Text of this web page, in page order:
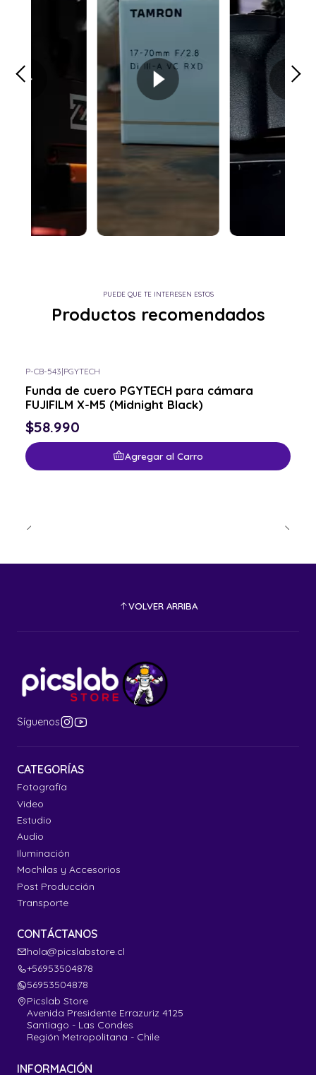
PUEDE QUE TE INTERESEN ESTOS
Productos recomendados
P-CB-543|PGYTECH
Funda de cuero PGYTECH para cámara
FUJIFILM X-M5 (Midnight Black)
$58.990
Agregar al Carro
VOLVER ARRIBA
Síguenos
CATEGORÍAS
Fotografía
Video
Estudio
Audio
Iluminación
Mochilas y Accesorios
Post Producción
Transporte
CONTÁCTANOS
hola@picslabstore.cl
+56953504878
56953504878
Picslab Store
Avenida Presidente Errazuriz 4125
Santiago - Las Condes
Región Metropolitana - Chile
INFORMACIÓN